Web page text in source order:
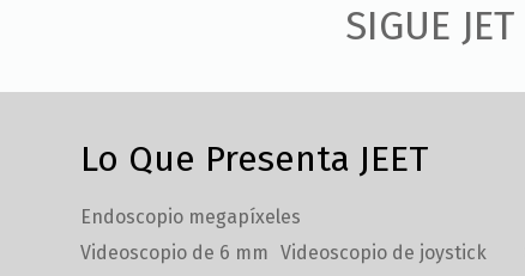
SIGUE JET
Lo Que Presenta JEET
Endoscopio megapíxeles
Videoscopio de 6 mm Videoscopio de joystick